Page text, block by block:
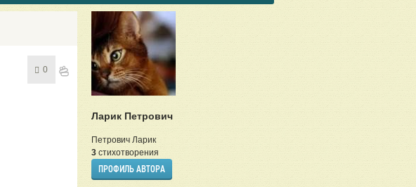
0
Ларик Петрович
Петрович Ларик
3стихотворения
ПРОФИЛЬ АВТОРА